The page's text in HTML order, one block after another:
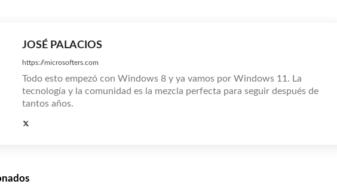
JOSÉ PALACIOS
https://microsofters.com
Todo esto empezó con Windows 8 y ya vamos por Windows 11. La
tecnología y la comunidad es la mezcla perfecta para seguir después de
tantos años.